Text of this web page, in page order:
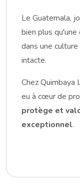
Le Guatemala,
bien plus
dans une
intacte.
Chez Quimbaya
eu à cœur de
protège et
exceptionnel.